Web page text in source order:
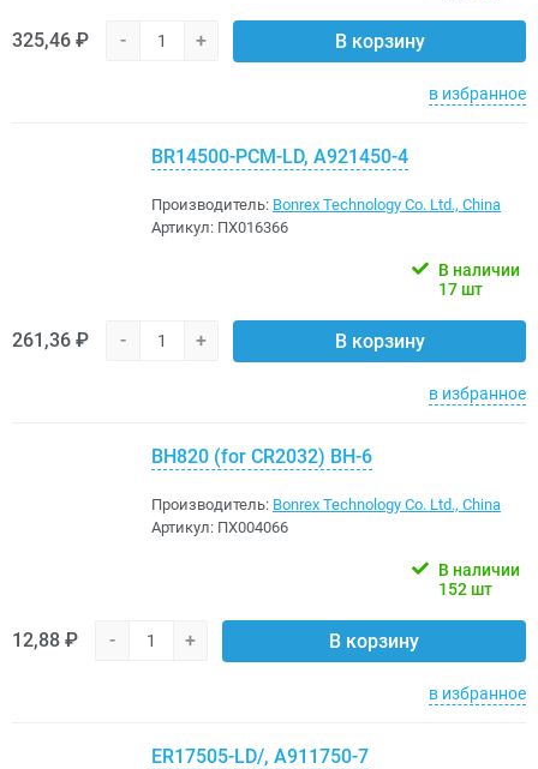
325,46 ₽ - + В корзину
в избранное
BR14500-PCM-LD, A921450-4
Производитель: Bonrex Technology Co. Ltd., China
Артикул: ПХ016366
В наличии
17 шт
261,36 ₽ - + В корзину
в избранное
BH820 (for CR2032) BH-6
Производитель: Bonrex Technology Co. Ltd., China
Артикул: ПХ004066
В наличии
152 шт
12,88 ₽ - + В корзину
в избранное
ER17505-LD/, A911750-7